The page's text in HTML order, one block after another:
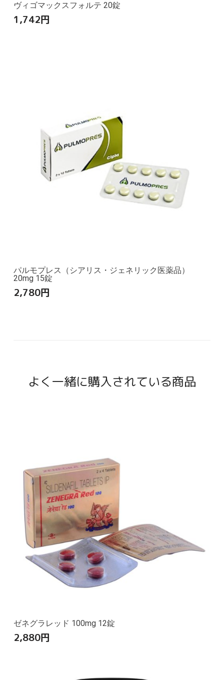
ヴィゴマックスフォルテ 20錠
1,742円
パルモプレス（シアリス・ジェネリック医薬品）
20mg 15錠
2,780円
よく一緒に購入されている商品
ゼネグラレッド 100mg 12錠
2,880円